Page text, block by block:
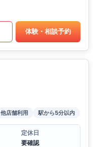
体験・相談予約
他店舗利用 駅から5分以内
定休日
要確認